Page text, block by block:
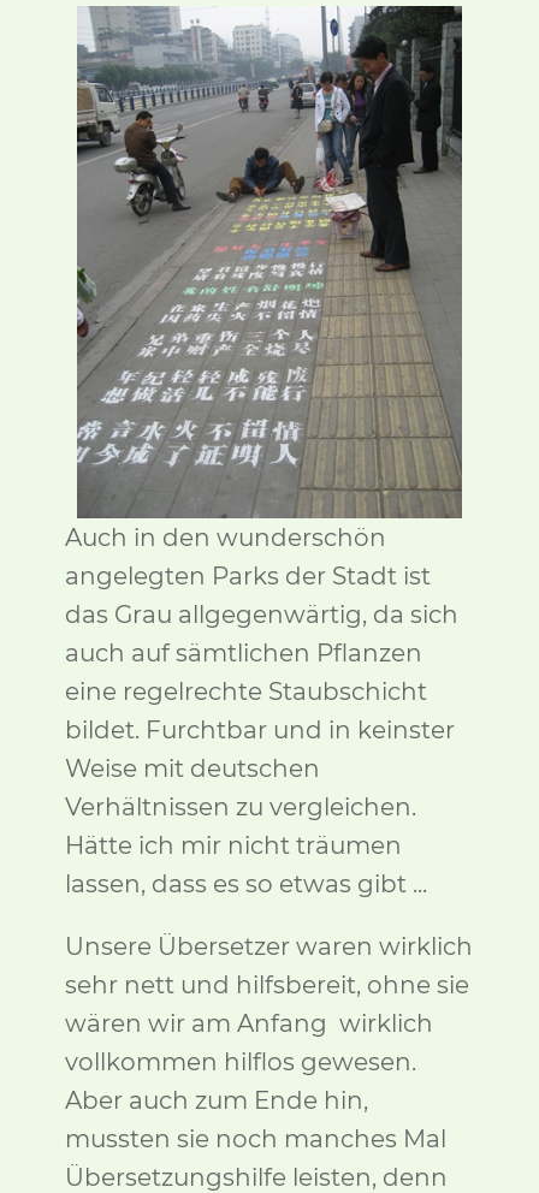
Auch in den wunderschön
angelegten Parks der Stadt ist
das Grau allgegenwärtig, da sich
auch auf sämtlichen Pflanzen
eine regelrechte Staubschicht
bildet. Furchtbar und in keinster
Weise mit deutschen
Verhältnissen zu vergleichen.
Hätte ich mir nicht träumen
lassen, dass es so etwas gibt ...
Unsere Übersetzer waren wirklich
sehr nett und hilfsbereit, ohne sie
wären wir am Anfang wirklich
vollkommen hilflos gewesen.
Aber auch zum Ende hin,
mussten sie noch manches Mal
Übersetzungshilfe leisten, denn